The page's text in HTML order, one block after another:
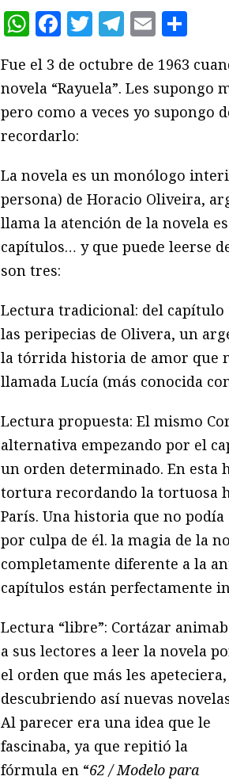
WhatsApp
Facebook
Twitter
Telegram
Email
Fue el 3 de octubre de 1963
novela “Rayuela”. Les
pero como a veces yo supongo
recordarlo:
La novela es un monólogo
persona) de Horacio Oliveira,
llama la atención de la novela
capítulos… y que puede leerse
son tres:
Lectura tradicional: del capítulo
las peripecias de Olivera, un
la tórrida historia de amor que
llamada Lucía (más conocida
Lectura propuesta: El mismo
alternativa empezando por el
un orden determinado. En esta
tortura recordando la tortuosa
París. Una historia que no
por culpa de él. la magia de la
completamente diferente a la
capítulos están perfectamente
Lectura “libre”: Cortázar
a sus lectores a leer la novela
el orden que más les apeteciera,
descubriendo así nuevas
Al parecer era una idea que le
fascinaba, ya que repitió la
fórmula en “62 / Modelo para